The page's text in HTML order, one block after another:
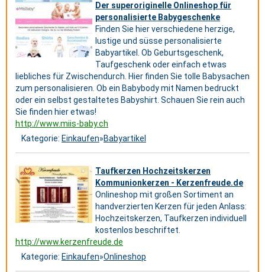
Der superoriginelle Onlineshop für
personalisierte Babygeschenke
Finden Sie hier verschiedene herzige,
lustige und süsse personalisierte
Babyartikel. Ob Geburtsgeschenk,
Taufgeschenk oder einfach etwas
liebliches für Zwischendurch. Hier finden Sie tolle Babysachen
zum personalisieren. Ob ein Babybody mit Namen bedruckt
oder ein selbst gestaltetes Babyshirt. Schauen Sie rein auch
Sie finden hier etwas!
http://www.miis-baby.ch
Kategorie: Einkaufen»Babyartikel
Taufkerzen Hochzeitskerzen
Kommunionkerzen - Kerzenfreude.de
Onlineshop mit großen Sortiment an
handverzierten Kerzen für jeden Anlass:
Hochzeitskerzen, Taufkerzen individuell
kostenlos beschriftet.
http://www.kerzenfreude.de
Kategorie: Einkaufen»Onlineshop